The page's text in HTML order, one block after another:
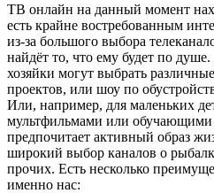
ТВ онлайн на данный момент
есть крайне востребованным
из-за большого выбора
найдёт то, что ему будет по
хозяйки могут выбрать
проектов, или шоу по
Или, например, для маленьких
мультфильмами или обучающими
предпочитает активный образ
широкий выбор каналов о
прочих. Есть несколько
именно нас: